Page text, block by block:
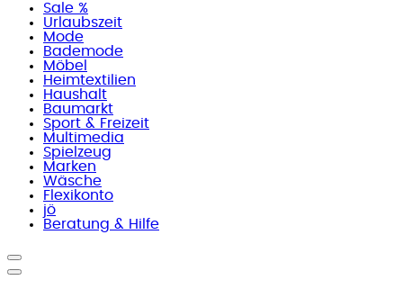
Sale %
Urlaubszeit
Mode
Bademode
Möbel
Heimtextilien
Haushalt
Baumarkt
Sport & Freizeit
Multimedia
Spielzeug
Marken
Wäsche
Flexikonto
jö
Beratung & Hilfe